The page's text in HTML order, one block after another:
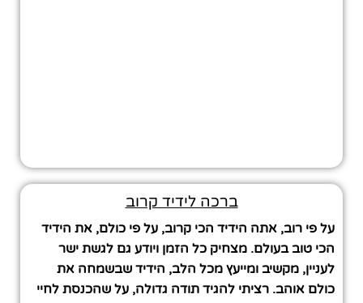
ברכה לידיד קרוב
על פי רוב, אתה הידיד הכי קרוב, על פי כולם, את הידיד
הכי טוב בעולם. מצחיק כל הזמן ויודע גם לגשת ישר
לעניין, מקשיב ומייעץ מכל הלב, הידיד שבשמחה את
כולם אוהב. רציתי להגיד תודה גדולה, על שהכנסת לחיי